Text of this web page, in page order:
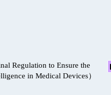
Regulation to Ensure the
in Medical Devices）